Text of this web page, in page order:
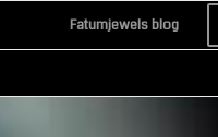
Fatumjewels blog